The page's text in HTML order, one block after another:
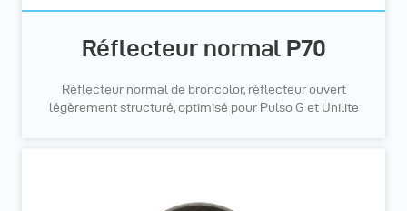
Réflecteur normal P70
Réflecteur normal de broncolor, réflecteur ouvert
légèrement structuré, optimisé pour Pulso G et Unilite